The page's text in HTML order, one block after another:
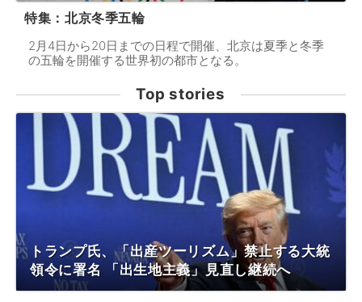
特集：北京冬季五輪
2月4日から20日までの日程で開催、北京は夏季と冬季
の五輪を開催する世界初の都市となる。
Top stories
トランプ氏、「出産ツーリズム」禁止する大統
領令に署名 「出生地主義」見直し継続へ